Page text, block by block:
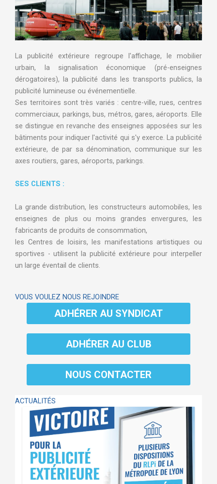
La publicité extérieure regroupe l'affichage, le mobilier
urbain, la signalisation économique (pré-enseignes
dérogatoires), la publicité dans les transports publics, la
publicité lumineuse ou événementielle.
Ses territoires sont très variés : centre-ville, rues, centres
commerciaux, parkings, bus, métros, gares, aéroports. Elle
se distingue en revanche des enseignes apposées sur les
bâtiments pour indiquer l'activité qui s'y exerce. La publicité
extérieure, de par sa dénomination, communique sur les
axes routiers, gares, aéroports, parkings.
SES CLIENTS :
La grande distribution, les constructeurs automobiles, les
enseignes de plus ou moins grandes envergures, les
fabricants de produits de consommation,
les Centres de loisirs, les manifestations artistiques ou
sportives - utilisent la publicité extérieure pour interpeller
un large éventail de clients.
VOUS VOULEZ NOUS REJOINDRE
ADHÉRER AU SYNDICAT
ADHÉRER AU CLUB
NOUS CONTACTER
ACTUALITÉS